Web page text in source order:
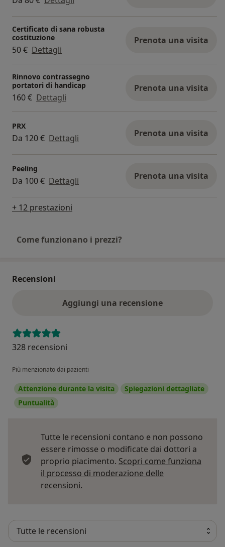
Certificato di sana robusta
costituzione
50 € Dettagli
Prenota una visita
Rinnovo contrassegno
portatori di handicap
160 € Dettagli
Prenota una visita
PRX
Da 120 € Dettagli Prenota una visita
Peeling
Da 100 € Dettagli Prenota una visita
+ 12 prestazioni
Come funzionano i prezzi?
Recensioni
Aggiungi una recensione
328 recensioni
Più menzionato dai pazienti
Attenzione durante la visita
Spiegazioni dettagliate
Puntualità
Tutte le recensioni contano e non possono
essere rimosse o modificate dai dottori a
proprio piacimento. Scopri come funziona
il processo di moderazione delle
recensioni.